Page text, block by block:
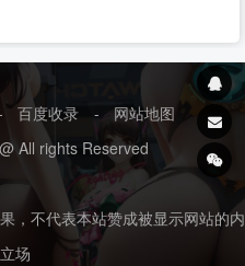
百度收录 -
网站地图
All rights Reserved
，不代表本站赞成被显示网站的内
场